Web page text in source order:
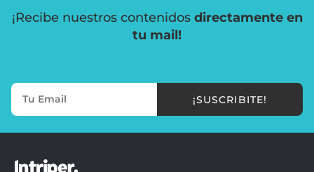
¡Recibe nuestros contenidos directamente en
tu mail!
¡SUSCRIBITE!